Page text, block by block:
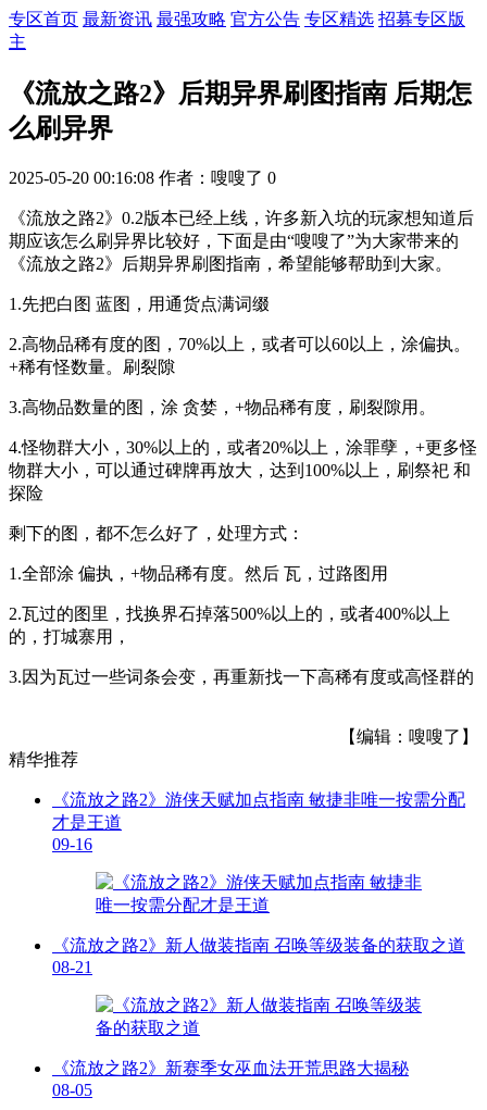
专区首页 最新资讯 最强攻略 官方公告 专区精选 招募专区版
主
《流放之路2》后期异界刷图指南 后期怎
么刷异界
2025-05-20 00:16:08 作者：嗖嗖了 0
《流放之路2》0.2版本已经上线，许多新入坑的玩家想知道后
期应该怎么刷异界比较好，下面是由“嗖嗖了”为大家带来的
《流放之路2》后期异界刷图指南，希望能够帮助到大家。
1.先把白图 蓝图，用通货点满词缀
2.高物品稀有度的图，70%以上，或者可以60以上，涂偏执。
+稀有怪数量。刷裂隙
3.高物品数量的图，涂 贪婪，+物品稀有度，刷裂隙用。
4.怪物群大小，30%以上的，或者20%以上，涂罪孽，+更多怪
物群大小，可以通过碑牌再放大，达到100%以上，刷祭祀 和
探险
剩下的图，都不怎么好了，处理方式：
1.全部涂 偏执，+物品稀有度。然后 瓦，过路图用
2.瓦过的图里，找换界石掉落500%以上的，或者400%以上
的，打城寨用，
3.因为瓦过一些词条会变，再重新找一下高稀有度或高怪群的
【编辑：嗖嗖了】
精华推荐
《流放之路2》游侠天赋加点指南 敏捷非唯一按需分配
才是王道
09-16
《流放之路2》新人做装指南 召唤等级装备的获取之道
08-21
《流放之路2》新赛季女巫血法开荒思路大揭秘
08-05